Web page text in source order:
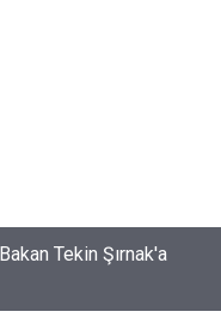
Tekin Şırnak'a